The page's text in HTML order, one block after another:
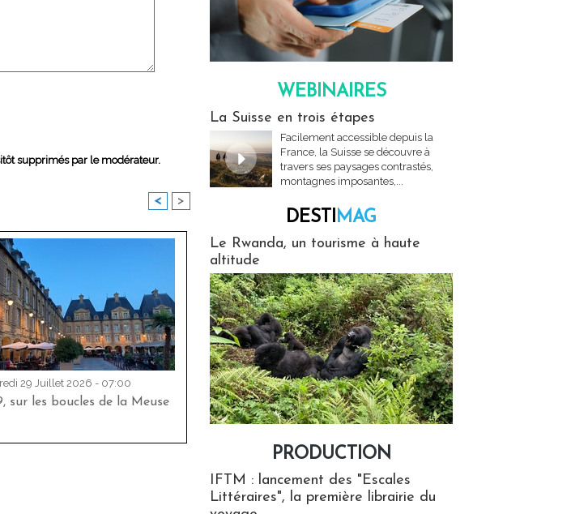
supprimés par le modérateur.
< >
29 Juillet 2026 - 07:00
sur les boucles de la Meuse
WEBINAIRES
La Suisse en trois étapes
Facilement accessible depuis la
France, la Suisse se découvre à
travers ses paysages contrastés,
montagnes imposantes,...
DESTIMAG
Le Rwanda, un tourisme à haute
altitude
PRODUCTION
IFTM : lancement des "Escales
Littéraires", la première librairie du